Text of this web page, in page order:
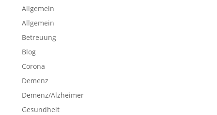
Allgemein
Allgemein
Betreuung
Blog
Corona
Demenz
Demenz/Alzheimer
Gesundheit